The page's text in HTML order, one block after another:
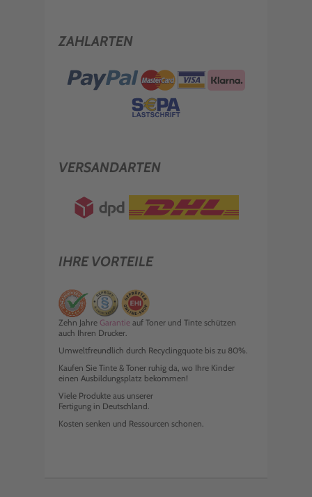
ZAHLARTEN
VERSANDARTEN
IHRE VORTEILE
Zehn Jahre Garantie auf Toner und Tinte schützen
auch Ihren Drucker.
Umweltfreundlich durch Recyclingquote bis zu 80%.
Kaufen Sie Tinte & Toner ruhig da, wo Ihre Kinder
einen Ausbildungsplatz bekommen!
Viele Produkte aus unserer
Fertigung in Deutschland.
Kosten senken und Ressourcen schonen.